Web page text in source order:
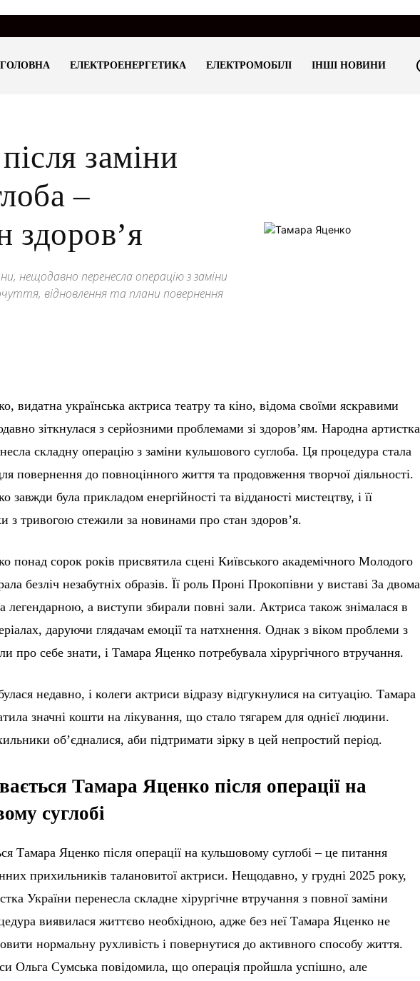
ГОЛОВНА ЕЛЕКТРОЕНЕРГЕТИКА ЕЛЕКТРОМОБІЛІ ІНШІ НОВИНИ
заміни
–
здоров’я
нещодавно перенесла операцію з заміни
відновлення та плани повернення
видатна українська актриса театру та кіно, відома своїми яскравими
зіткнулася з серйозними проблемами зі здоров’ям. Народна артистка
складну операцію з заміни кульшового суглоба. Ця процедура стала
повернення до повноцінного життя та продовження творчої діяльності.
завжди була прикладом енергійності та відданості мистецтву, і її
з тривогою стежили за новинами про стан здоров’я.
понад сорок років присвятила сцені Київського академічного Молодого
безліч незабутніх образів. Її роль Проні Прокопівни у виставі За двома
легендарною, а виступи збирали повні зали. Актриса також знімалася в
даруючи глядачам емоції та натхнення. Однак з віком проблеми з
про себе знати, і Тамара Яценко потребувала хірургічного втручання.
недавно, і колеги актриси відразу відгукнулися на ситуацію. Тамара
значні кошти на лікування, що стало тягарем для однієї людини.
об’єдналися, аби підтримати зірку в цей непростий період.
Тамара Яценко після операції на
суглобі
Тамара Яценко після операції на кульшовому суглобі – це питання
прихильників талановитої актриси. Нещодавно, у грудні 2025 року,
України перенесла складне хірургічне втручання з повної заміни
виявилася життєво необхідною, адже без неї Тамара Яценко не
нормальну рухливість і повернутися до активного способу життя.
Ольга Сумська повідомила, що операція пройшла успішно, але